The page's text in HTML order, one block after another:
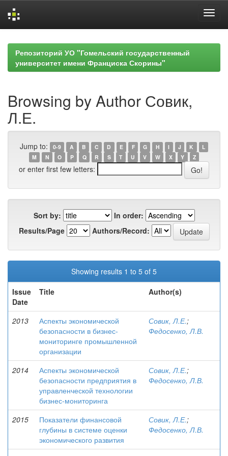
navigationРепозиторий УО "Гомельский государственный
университет имени Франциска Скорины"
Browsing by Author Совик,
Л.Е.
Jump to: 0-9 A B C D E F G H I J K
L
M
N O P Q R S T U V W X Y Z
or enter first few letters:
Sort by:
In order:
Results/Page
Authors/Record:
Showing results 1 to 5 of 5
Issue
Date
Title Author(s)
2013
Аспекты экономической
безопасности в бизнес-
мониторинге промышленной
организации
Совик, Л.Е.;
Федосенко, Л.В.
2014
Аспекты экономической
безопасности предприятия в
управленческой технологии
бизнес-мониторинга
Совик, Л.Е.;
Федосенко, Л.В.
2015
Показатели финансовой
глубины в системе оценки
экономического развития
Совик, Л.Е.;
Федосенко, Л.В.